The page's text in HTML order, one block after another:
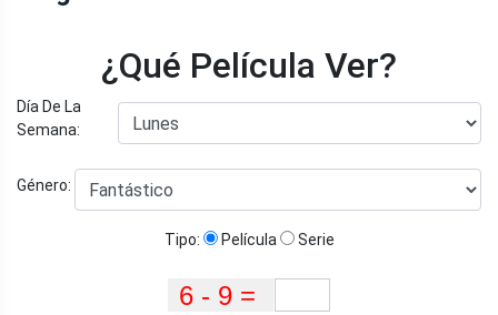
¿Qué Película Ver?
Día De La
Semana:
Género:
Tipo: Película Serie